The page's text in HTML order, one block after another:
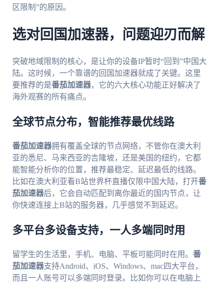
区限制”的原因。
选对回国加速器，问题迎刃而解
突破地域限制的核心，是让你的设备IP暂时“回到”中国大
陆。这时候，一个靠谱的回国加速器就成了关键。这里
要推荐的是番茄加速器，它的六大核心功能正好解决了
海外观赛的所有痛点。
全球节点分布，智能推荐最优线路
番茄加速器拥有覆盖全球的节点网络，不管你在澳大利
亚的悉尼、马来西亚的吉隆坡，还是美国的纽约，它都
能智能分析你的位置，推荐最稳定、延迟最低的线路。
比如在澳大利亚看B站世界杯直播仅限中国大陆，打开番
茄加速器后，它会自动匹配到离你最近的国内节点，让
你快速连接上B站的服务器，几乎感觉不到延迟。
多平台多设备支持，一人多端同时用
留学生的生活里，手机、电脑、平板可能同时在用。 番
茄加速器支持Android、iOS、Windows、mac四大平台，
而且一人账号可以多端同时登录。比如你可以在电脑上